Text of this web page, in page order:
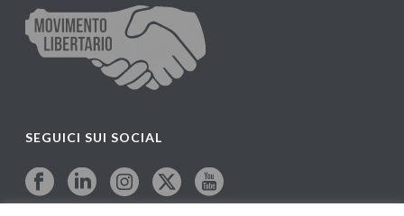
SEGUICI SUI SOCIAL